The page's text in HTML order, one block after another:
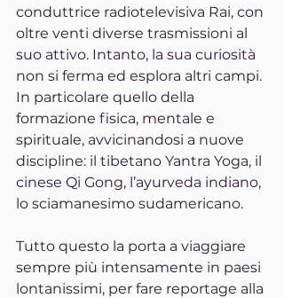
conduttrice radiotelevisiva Rai, con
oltre venti diverse trasmissioni al
suo attivo. Intanto, la sua curiosità
non si ferma ed esplora altri campi.
In particolare quello della
formazione fisica, mentale e
spirituale, avvicinandosi a nuove
discipline: il tibetano Yantra Yoga, il
cinese Qi Gong, l’ayurveda indiano,
lo sciamanesimo sudamericano.
Tutto questo la porta a viaggiare
sempre più intensamente in paesi
lontanissimi, per fare reportage alla